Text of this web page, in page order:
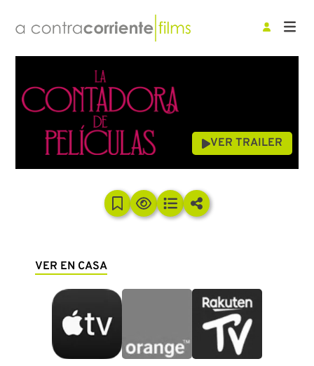
VER TRAILER
VER EN CASA